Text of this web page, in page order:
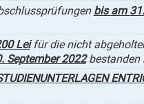
bis am
Leifür die nicht
September 2022bestanden